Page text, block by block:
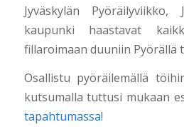
Jyväskylän Pyöräilyviikko,
kaupunki haastavat
fillaroimaan duuniin Pyörällä
Osallistu pyöräilemällä
kutsumalla tuttusi mukaan
tapahtumassa!